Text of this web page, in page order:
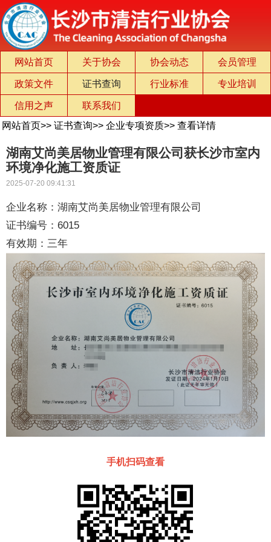
网站首页 关于协会 协会动态 会员管理
政策文件 证书查询 行业标准 专业培训
信用之声
联系我们
网站首页>> 证书查询>> 企业专项资质>> 查看详情
湖南艾尚美居物业管理有限公司获长沙市室内
环境净化施工资质证
2025-07-20 09:41:31
企业名称：湖南艾尚美居物业管理有限公司
证书编号：6015
有效期：三年
手机扫码查看